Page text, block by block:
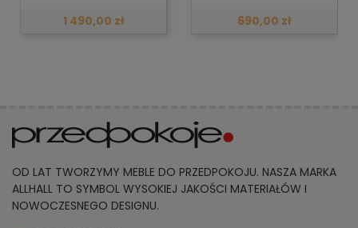
1 490,00 zł 690,00 zł
OD LAT TWORZYMY MEBLE DO PRZEDPOKOJU. NASZA MARKA
ALLHALL TO SYMBOL WYSOKIEJ JAKOŚCI MATERIAŁÓW I
NOWOCZESNEGO DESIGNU.